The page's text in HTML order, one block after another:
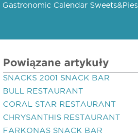
Gastronomic Calendar Sweets&Pies
Powiązane artykuły
SNACKS 2001 SNACK BAR
BULL RESTAURANT
CORAL STAR RESTAURANT
CHRYSANTHIS RESTAURANT
FARKONAS SNACK BAR